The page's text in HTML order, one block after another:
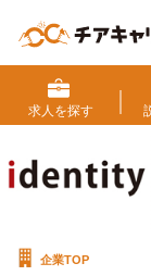
求人を探す
企業TOP